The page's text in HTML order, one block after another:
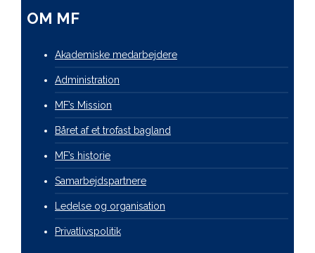
OM MF
Akademiske medarbejdere
Administration
MF’s Mission
Båret af et trofast bagland
MF’s historie
Samarbejdspartnere
Ledelse og organisation
Privatlivspolitik